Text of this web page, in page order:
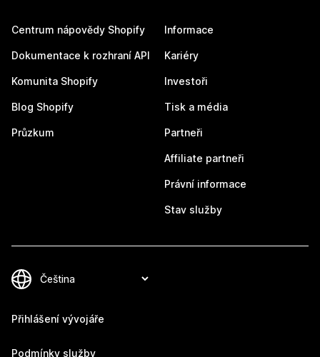
Centrum nápovědy Shopify
Dokumentace k rozhraní API
Komunita Shopify
Blog Shopify
Průzkum
Informace
Kariéry
Investoři
Tisk a média
Partneři
Affiliate partneři
Právní informace
Stav služby
Přihlášení vývojáře
Podmínky služby